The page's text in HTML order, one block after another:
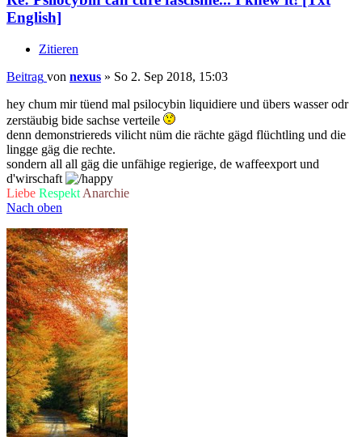
English]
Zitieren
Beitrag von nexus » So 2. Sep 2018, 15:03
hey chum mir tüend mal psilocybin liquidiere und übers wasser odr
zerstäubig bide sachse verteile
denn demonstriereds vilicht nüm die rächte gägd flüchtling und die
lingge gäg die rechte.
sondern all all gäg die unfähige regierige, de waffeexport und
d'wirschaft
Liebe Respekt Anarchie
Nach oben